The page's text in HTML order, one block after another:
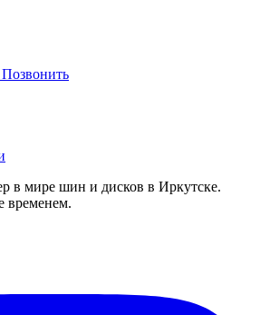
в мире шин и дисков в Иркутске.
временем.